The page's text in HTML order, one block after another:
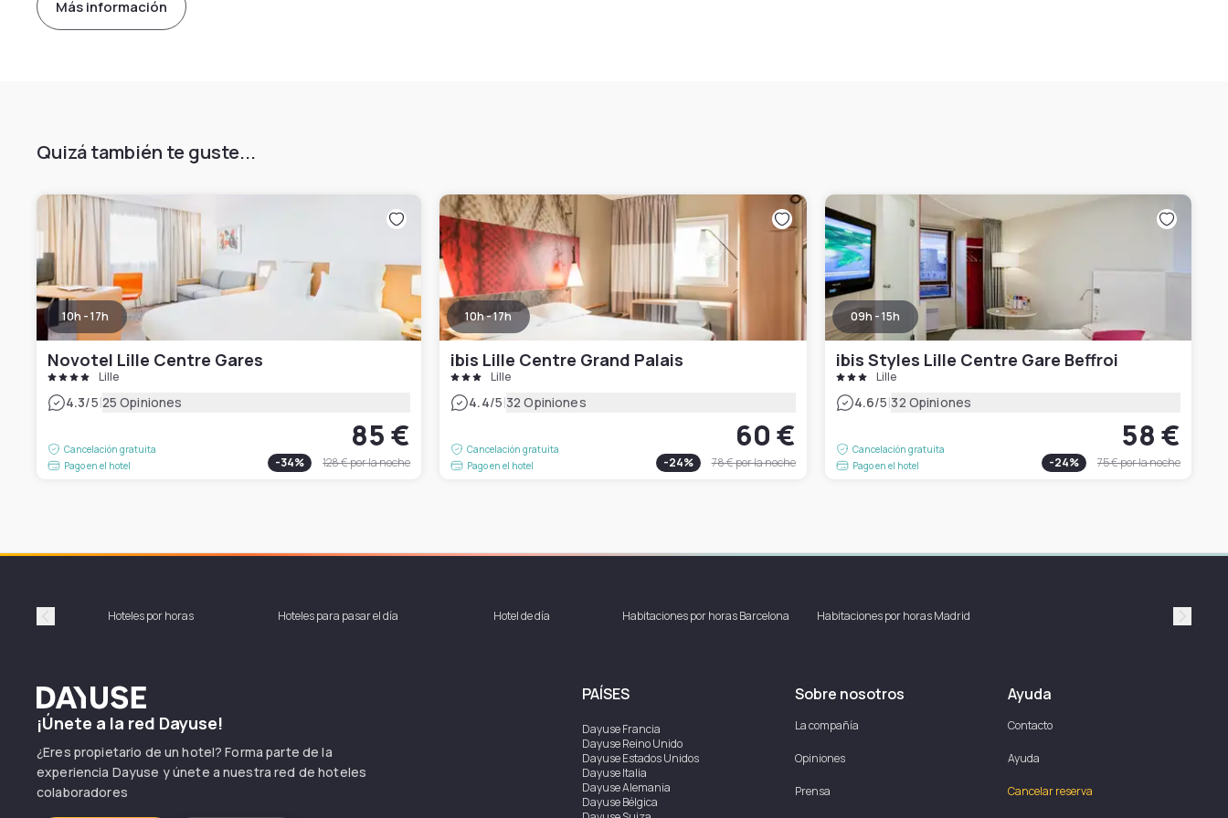
Más información
Quizá también te guste...
10h - 17h
Novotel Lille Centre Gares
Lille
4.3/5|25 Opiniones
Cancelación gratuita
Pago en el hotel
85 €
-34% 128 €por la noche
10h - 17h
ibis Lille Centre Grand Palais
Lille
4.4/5|32 Opiniones
Cancelación gratuita
Pago en el hotel
60 €
-24% 78 €por la noche
09h - 15h
ibis Styles Lille Centre Gare Beffroi
Lille
4.6/5|32 Opiniones
Cancelación gratuita
Pago en el hotel
58 €
-24% 75 €por la noche
PrécédentHoteles por horas Hoteles para pasar el día Hotel de día Habitaciones por horas Barcelona Habitaciones por horas Madrid
Dayuse
¡Únete a la red Dayuse!
¿Eres propietario de un hotel? Forma parte de la
experiencia Dayuse y únete a nuestra red de hoteles
colaboradores
PAÍSES
DayuseFrancia
DayuseReino Unido
DayuseEstados Unidos
DayuseItalia
DayuseAlemania
DayuseBélgica
Sobre nosotros
La compañía
Opiniones
Prensa
Ayuda
Contacto
Ayuda
Cancelar reserva